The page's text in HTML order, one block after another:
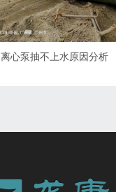
离心泵抽不上水原因分析